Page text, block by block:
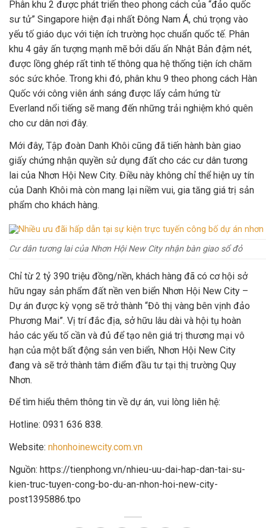
Phân khu 2 được phát triển theo phong cách của “đảo quốc
sư tử” Singapore hiện đại nhất Đông Nam Á, chú trọng vào
yếu tố giáo dục với tiện ích trường học chuẩn quốc tế. Phân
khu 4 gây ấn tượng mạnh mẽ bởi dấu ấn Nhật Bản đậm nét,
được lồng ghép rất tinh tế thông qua hệ thống tiện ích chăm
sóc sức khỏe. Trong khi đó, phân khu 9 theo phong cách Hàn
Quốc với công viên ánh sáng được lấy cảm hứng từ
Everland nổi tiếng sẽ mang đến những trải nghiệm khó quên
cho cư dân nơi đây.
Mới đây, Tập đoàn Danh Khôi cũng đã tiến hành bàn giao
giấy chứng nhận quyền sử dụng đất cho các cư dân tương
lai của Nhơn Hội New City. Điều này không chỉ thể hiện uy tín
của Danh Khôi mà còn mang lại niềm vui, gia tăng giá trị sản
phẩm cho khách hàng.
Cư dân tương lai của Nhơn Hội New City nhận bàn giao sổ đỏ
Chỉ từ 2 tỷ 390 triệu đồng/nền, khách hàng đã có cơ hội sở
hữu ngay sản phẩm đất nền ven biển Nhơn Hội New City –
Dự án được kỳ vọng sẽ trở thành “Đô thị vàng bên vịnh đảo
Phương Mai”. Vị trí đắc địa, sở hữu lâu dài và hội tụ hoàn
hảo các yếu tố cần và đủ để tạo nên giá trị thương mại vô
hạn của một bất động sản ven biển, Nhơn Hội New City
đang và sẽ trở thành tâm điểm đầu tư tại thị trường Quy
Nhơn.
Để tìm hiểu thêm thông tin về dự án, vui lòng liên hệ:
Hotline: 0931 636 838.
Website: nhonhoinewcity.com.vn
Nguồn: https://tienphong.vn/nhieu-uu-dai-hap-dan-tai-su-
kien-truc-tuyen-cong-bo-du-an-nhon-hoi-new-city-
post1395886.tpo